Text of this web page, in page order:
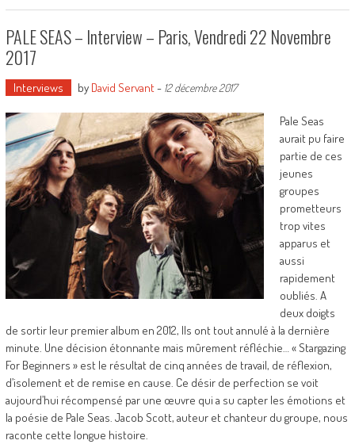
PALE SEAS – Interview – Paris, Vendredi 22 Novembre
2017
Interviews by David Servant- 12 décembre 2017
Pale Seas
aurait pu faire
partie de ces
jeunes
groupes
prometteurs
trop vites
apparus et
aussi
rapidement
oubliés. A
deux doigts
de sortir leur premier album en 2012, Ils ont tout annulé à la dernière
minute. Une décision étonnante mais mûrement réfléchie… « Stargazing
For Beginners » est le résultat de cinq années de travail, de réflexion,
d’isolement et de remise en cause. Ce désir de perfection se voit
aujourd’hui récompensé par une œuvre qui a su capter les émotions et
la poésie de Pale Seas. Jacob Scott, auteur et chanteur du groupe, nous
raconte cette longue histoire.